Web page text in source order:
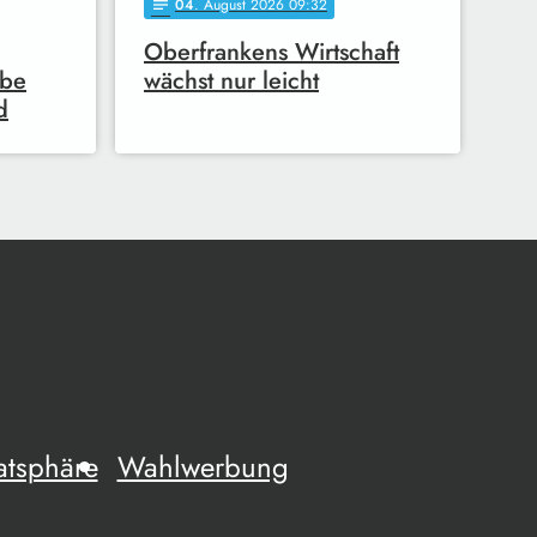
notes 04. August 2026 09:32
Oberfrankens Wirtschaft
wächst nur leicht
Wahlwerbung